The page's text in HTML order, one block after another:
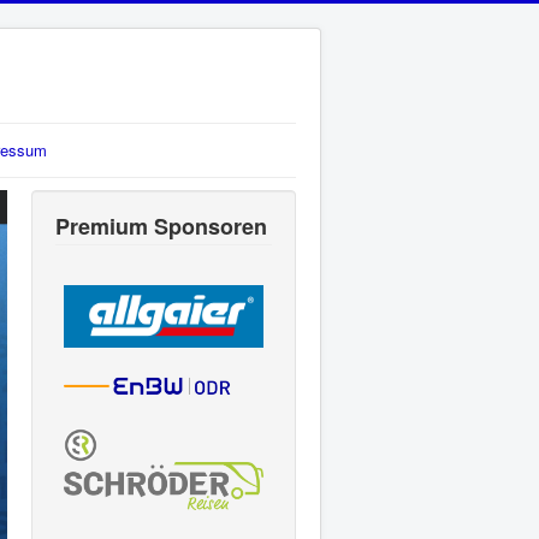
Premium Sponsoren